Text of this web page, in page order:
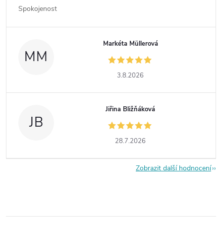
Spokojenost
MM
Markéta Müllerová
3.8.2026
JB
Jiřina Bližňáková
28.7.2026
Zobrazit další hodnocení